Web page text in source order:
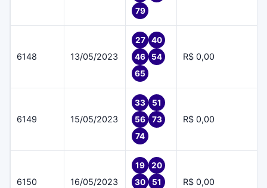
79
6148 13/05/2023
27
40
46
54
65
R$ 0,00
6149 15/05/2023
33
51
56
73
74
R$ 0,00
6150 16/05/2023
19
20
30
51
R$ 0,00